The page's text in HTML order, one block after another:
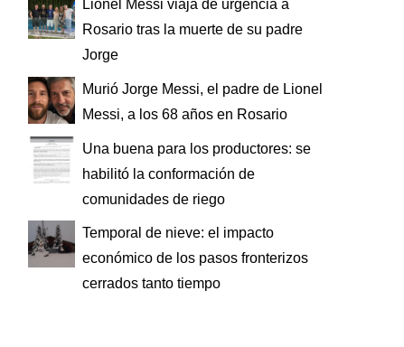
Lionel Messi viaja de urgencia a
Rosario tras la muerte de su padre
Jorge
Murió Jorge Messi, el padre de Lionel
Messi, a los 68 años en Rosario
Una buena para los productores: se
habilitó la conformación de
comunidades de riego
Temporal de nieve: el impacto
económico de los pasos fronterizos
cerrados tanto tiempo